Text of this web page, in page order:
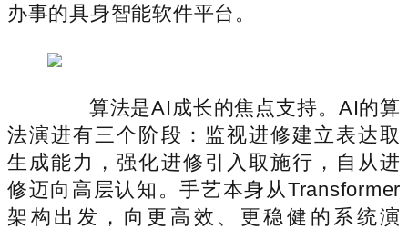
办事的具身智能软件平台。
算法是AI成长的焦点支持。AI的算
法演进有三个阶段：监视进修建立表达取
生成能力，强化进修引入取施行，自从进
修迈向高层认知。手艺本身从Transformer
架构出发，向更高效、更稳健的系统演